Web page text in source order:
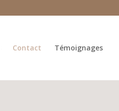
Contact Témoignages